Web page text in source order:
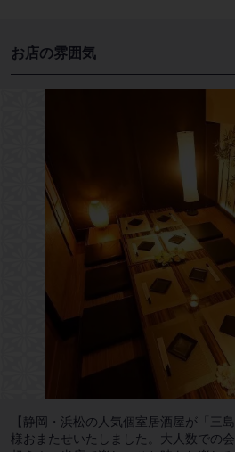
お店の雰囲気
【静岡・浜松の人気個室居酒屋が「三
様おまたせいたしました。大人数での